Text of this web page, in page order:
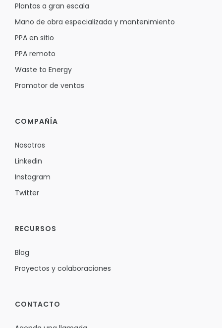
Plantas a gran escala
Mano de obra especializada y mantenimiento
PPA en sitio
PPA remoto
Waste to Energy
Promotor de ventas
COMPAÑÍA
Nosotros
Linkedin
Instagram
Twitter
RECURSOS
Blog
Proyectos y colaboraciones
CONTACTO